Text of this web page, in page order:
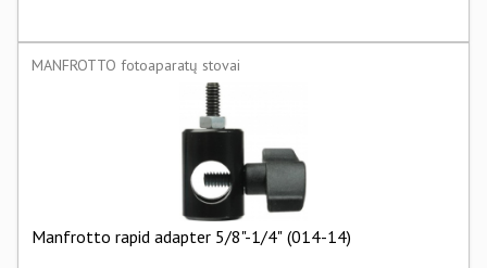
MANFROTTO fotoaparatų stovai
Manfrotto rapid adapter 5/8"-1/4" (014-14)